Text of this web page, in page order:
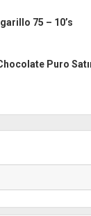
75 – 10’s
Puro